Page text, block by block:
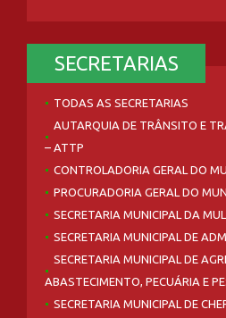
SECRETARIAS
TODAS AS SECRETARIAS
AUTARQUIA DE TRÂNSITO E
– ATTP
CONTROLADORIA GERAL DO
PROCURADORIA GERAL DO
SECRETARIA MUNICIPAL DA
SECRETARIA MUNICIPAL DE
SECRETARIA MUNICIPAL DE
ABASTECIMENTO, PECUÁRIA E
SECRETARIA MUNICIPAL DE